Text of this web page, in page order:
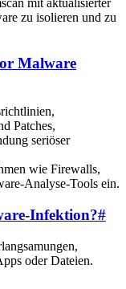
zu isolieren und zu
Malware
Patches,
seriöser
wie Firewalls,
Analyse-Tools ein.
Infektion?#
oder Dateien.